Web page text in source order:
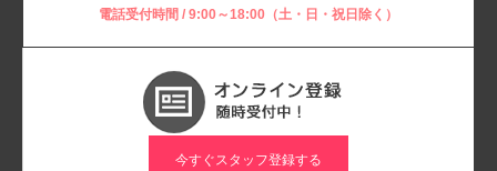
電話受付時間 / 9:00～18:00（土・日・祝日除く）
今すぐスタッフ登録する